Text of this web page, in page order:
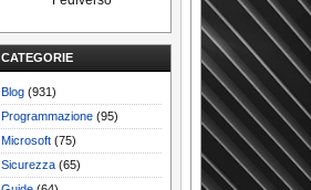
CATEGORIE
Blog (931)
Programmazione (95)
Microsoft (75)
Sicurezza (65)